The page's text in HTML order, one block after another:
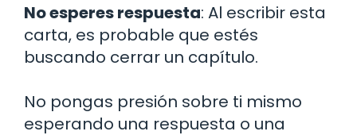
No esperes respuesta: Al escribir esta
carta, es probable que estés
buscando cerrar un capítulo.
No pongas presión sobre ti mismo
esperando una respuesta o una